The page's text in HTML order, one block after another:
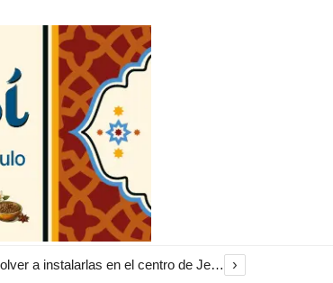
El Ayuntamiento inicia la restauración de las marquesinas de Plaza Esteve para volver a instalarlas en el centro de Jerez ›